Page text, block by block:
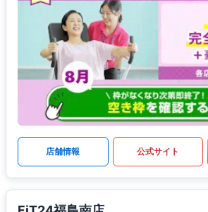
店舗情報 公式サイト